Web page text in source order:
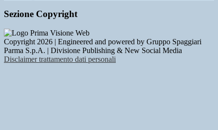
Sezione Copyright
Copyright 2026 | Engineered and powered by Gruppo Spaggiari
Parma S.p.A. | Divisione Publishing & New Social Media
Disclaimer trattamento dati personali